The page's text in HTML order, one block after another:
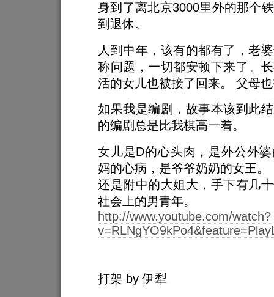
身到了离北京3000里外的那个
到退休。
人到中年，该有的都有了，老
称问题，一切都安顿下来了。
活的女儿也被接了回来。 父母
如果我是编剧，故事本该到此
的编剧总是比我棋高一着。
女儿是D的心头肉，是外公外
妈的心病，是爷爷奶奶的女王。
还是附中的大姐大，手下有几
社会上的男青年。
http://www.youtube.com/watch?
打架 by 伊犁